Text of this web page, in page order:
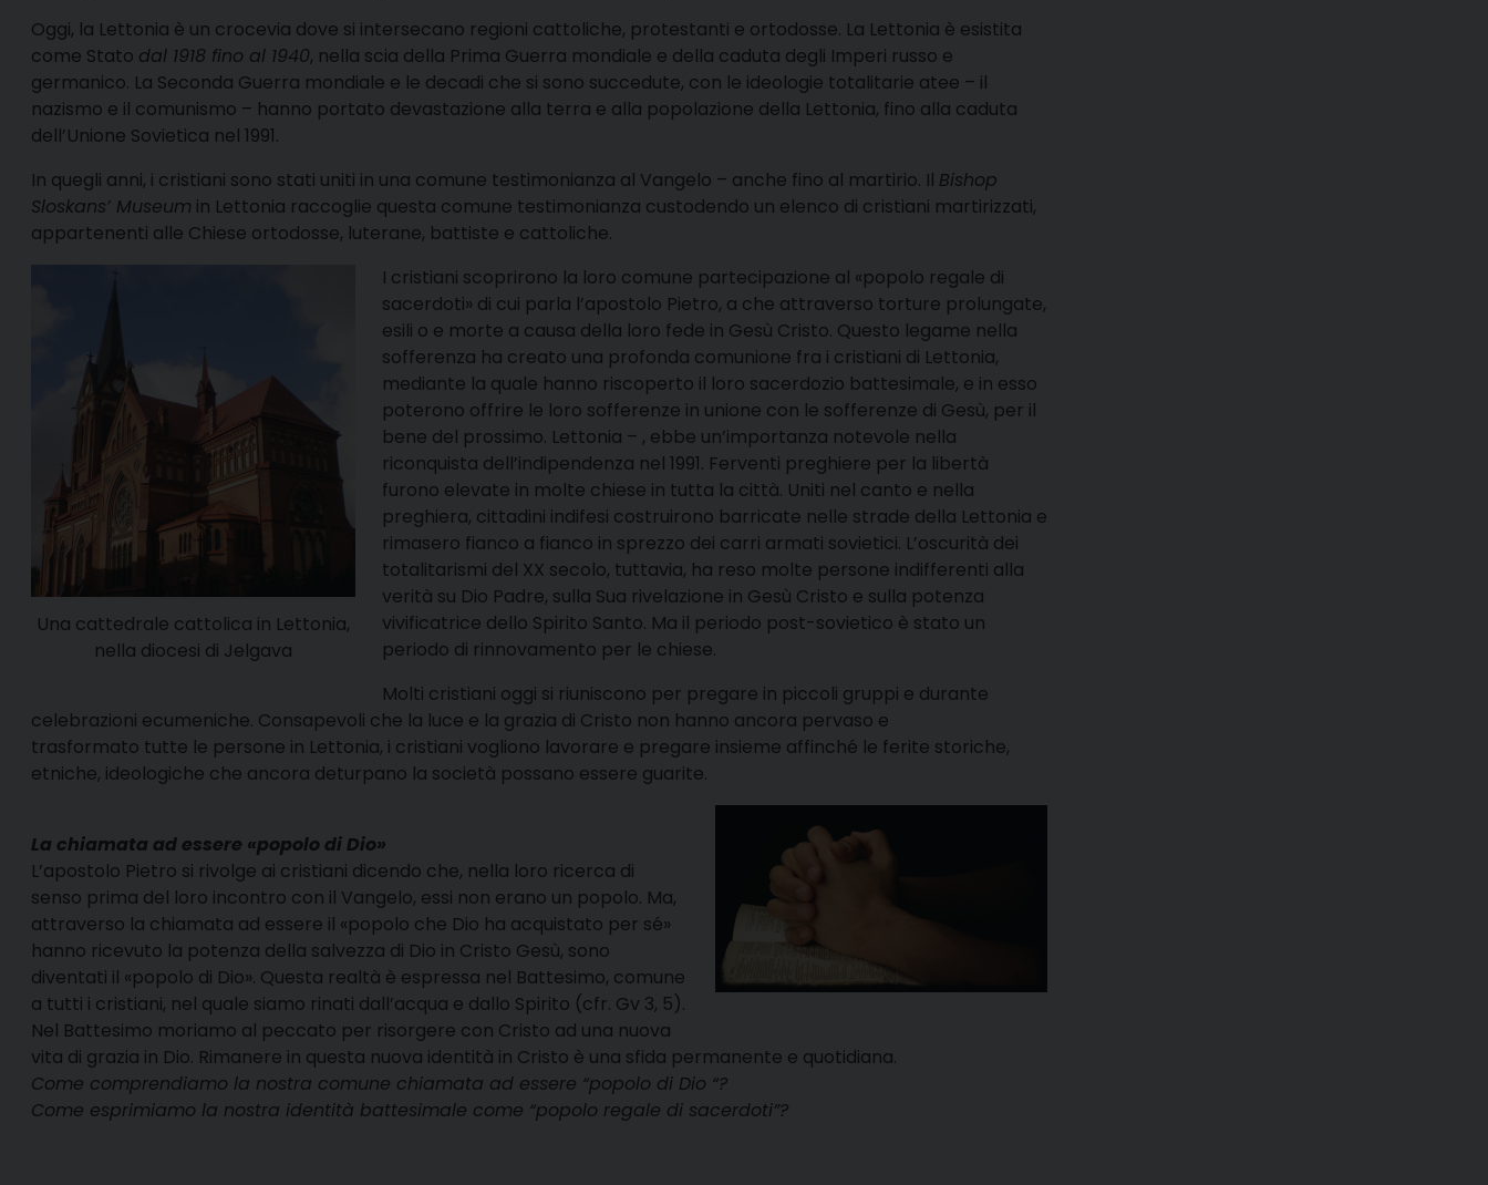
Oggi, la Lettonia è un crocevia dove si intersecano regioni cattoliche, protestanti e ortodosse. La Lettonia è esistita
come Stato dal 1918 fino al 1940, nella scia della Prima Guerra mondiale e della caduta degli Imperi russo e
germanico. La Seconda Guerra mondiale e le decadi che si sono succedute, con le ideologie totalitarie atee – il
nazismo e il comunismo – hanno portato devastazione alla terra e alla popolazione della Lettonia, fino alla caduta
dell’Unione Sovietica nel 1991.
In quegli anni, i cristiani sono stati uniti in una comune testimonianza al Vangelo – anche fino al martirio. Il Bishop
Sloskans’ Museum in Lettonia raccoglie questa comune testimonianza custodendo un elenco di cristiani martirizzati,
appartenenti alle Chiese ortodosse, luterane, battiste e cattoliche.
Una cattedrale cattolica in Lettonia,
nella diocesi di Jelgava
I cristiani scoprirono la loro comune partecipazione al «popolo regale di
sacerdoti» di cui parla l’apostolo Pietro, a che attraverso torture prolungate,
esili o e morte a causa della loro fede in Gesù Cristo. Questo legame nella
sofferenza ha creato una profonda comunione fra i cristiani di Lettonia,
mediante la quale hanno riscoperto il loro sacerdozio battesimale, e in esso
poterono offrire le loro sofferenze in unione con le sofferenze di Gesù, per il
bene del prossimo. Lettonia – , ebbe un’importanza notevole nella
riconquista dell’indipendenza nel 1991. Ferventi preghiere per la libertà
furono elevate in molte chiese in tutta la città. Uniti nel canto e nella
preghiera, cittadini indifesi costruirono barricate nelle strade della Lettonia e
rimasero fianco a fianco in sprezzo dei carri armati sovietici. L’oscurità dei
totalitarismi del XX secolo, tuttavia, ha reso molte persone indifferenti alla
verità su Dio Padre, sulla Sua rivelazione in Gesù Cristo e sulla potenza
vivificatrice dello Spirito Santo. Ma il periodo post-sovietico è stato un
periodo di rinnovamento per le chiese.
Molti cristiani oggi si riuniscono per pregare in piccoli gruppi e durante
celebrazioni ecumeniche. Consapevoli che la luce e la grazia di Cristo non hanno ancora pervaso e
trasformato tutte le persone in Lettonia, i cristiani vogliono lavorare e pregare insieme affinché le ferite storiche,
etniche, ideologiche che ancora deturpano la società possano essere guarite.
La chiamata ad essere «popolo di Dio»
L’apostolo Pietro si rivolge ai cristiani dicendo che, nella loro ricerca di
senso prima del loro incontro con il Vangelo, essi non erano un popolo. Ma,
attraverso la chiamata ad essere il «popolo che Dio ha acquistato per sé»
hanno ricevuto la potenza della salvezza di Dio in Cristo Gesù, sono
diventati il «popolo di Dio». Questa realtà è espressa nel Battesimo, comune
a tutti i cristiani, nel quale siamo rinati dall’acqua e dallo Spirito (cfr. Gv 3, 5).
Nel Battesimo moriamo al peccato per risorgere con Cristo ad una nuova
vita di grazia in Dio. Rimanere in questa nuova identità in Cristo è una sfida permanente e quotidiana.
Come comprendiamo la nostra comune chiamata ad essere “popolo di Dio “?
Come esprimiamo la nostra identità battesimale come “popolo regale di sacerdoti”?